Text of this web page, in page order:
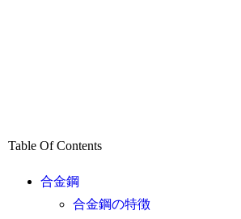
Table Of Contents
合金鋼
合金鋼の特徴